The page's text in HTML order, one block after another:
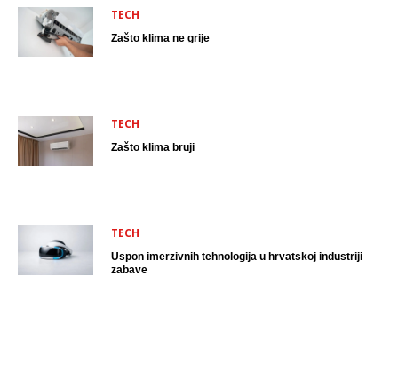
TECH
Zašto klima ne grije
TECH
Zašto klima bruji
TECH
Uspon imerzivnih tehnologija u hrvatskoj industriji
zabave